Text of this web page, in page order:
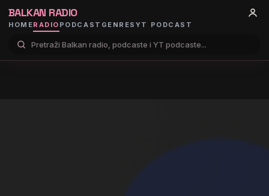
BALKAN RADIO
HOMERADIO PODCAST GENRES YT PODCAST